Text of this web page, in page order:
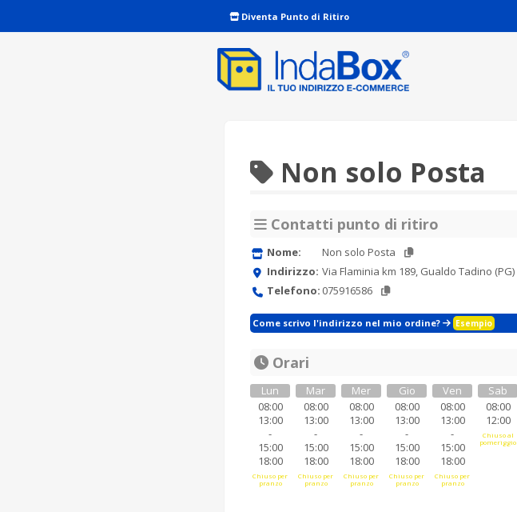
Diventa Punto di Ritiro
Non solo Posta
Contatti punto di ritiro
Nome:
Non solo Posta
Indirizzo: Via Flaminia km 189, Gualdo Tadino (PG)
Telefono: 075916586
Come scrivo l'indirizzo nel mio ordine? Esempio
Orari
Lun
08:00
13:00
-
15:00
18:00
Chiuso per
pranzo
Mar
08:00
13:00
-
15:00
18:00
Chiuso per
pranzo
Mer
08:00
13:00
-
15:00
18:00
Chiuso per
pranzo
Gio
08:00
13:00
-
15:00
18:00
Chiuso per
pranzo
Ven
08:00
13:00
-
15:00
18:00
Chiuso per
pranzo
Sab
08:00
12:00
Chiuso al
pomeriggio